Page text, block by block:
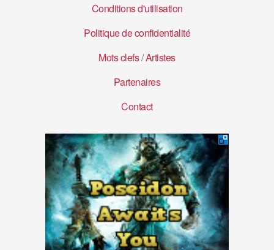
Conditions d'utilisation
Politique de confidentialité
Mots clefs/Artistes
Partenaires
Contact